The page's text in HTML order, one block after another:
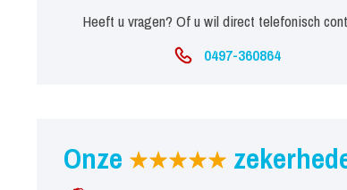
Heeft u vragen? Of u wil direct telefonisch
0497-360864
Onze